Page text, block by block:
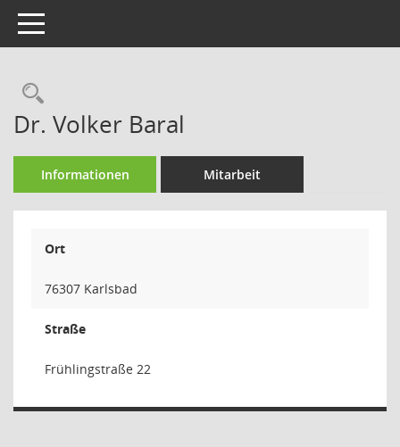
Toggle navigation
Rechercheauswahl
Dr. Volker Baral
Informationen Mitarbeit
Ort
76307 Karlsbad
Straße
Frühlingstraße 22